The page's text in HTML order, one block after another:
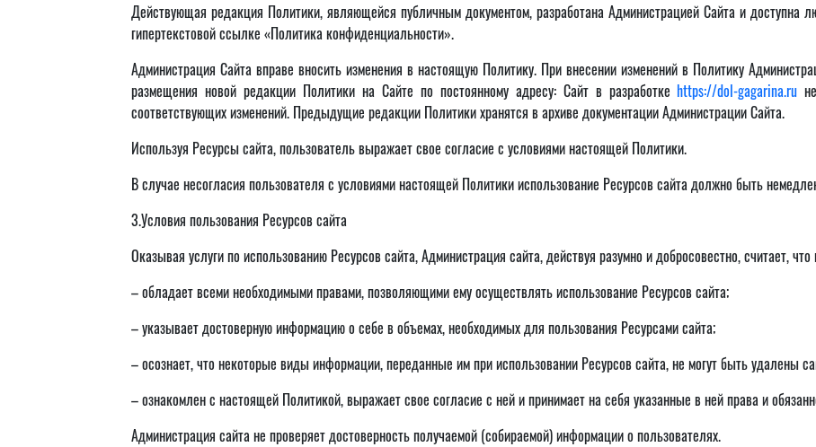
Действующая редакция Политики, являющейся публичным документом, разработана Администрацией Сайта и доступна
гипертекстовой ссылке «Политика конфиденциальности».
Администрация Сайта вправе вносить изменения в настоящую Политику. При внесении изменений в Политику
размещения новой редакции Политики на Сайте по постоянному адресу: Сайт в разработке https://dol-gagarina.ru
соответствующих изменений. Предыдущие редакции Политики хранятся в архиве документации Администрации Сайта.
Используя Ресурсы сайта, пользователь выражает свое согласие с условиями настоящей Политики.
В случае несогласия пользователя с условиями настоящей Политики использование Ресурсов сайта должно быть
3.Условия пользования Ресурсов сайта
Оказывая услуги по использованию Ресурсов сайта, Администрация сайта, действуя разумно и добросовестно, считает, что
– обладает всеми необходимыми правами, позволяющими ему осуществлять использование Ресурсов сайта;
– указывает достоверную информацию о себе в объемах, необходимых для пользования Ресурсами сайта;
– осознает, что некоторые виды информации, переданные им при использовании Ресурсов сайта, не могут быть удалены
– ознакомлен с настоящей Политикой, выражает свое согласие с ней и принимает на себя указанные в ней права и
Администрация сайта не проверяет достоверность получаемой (собираемой) информации о пользователях.